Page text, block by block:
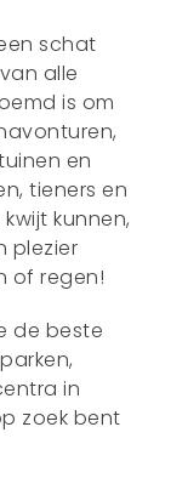
schat
alle
is om
en
tieners en
kunnen,
plezier
of regen!
de beste
in
zoek bent